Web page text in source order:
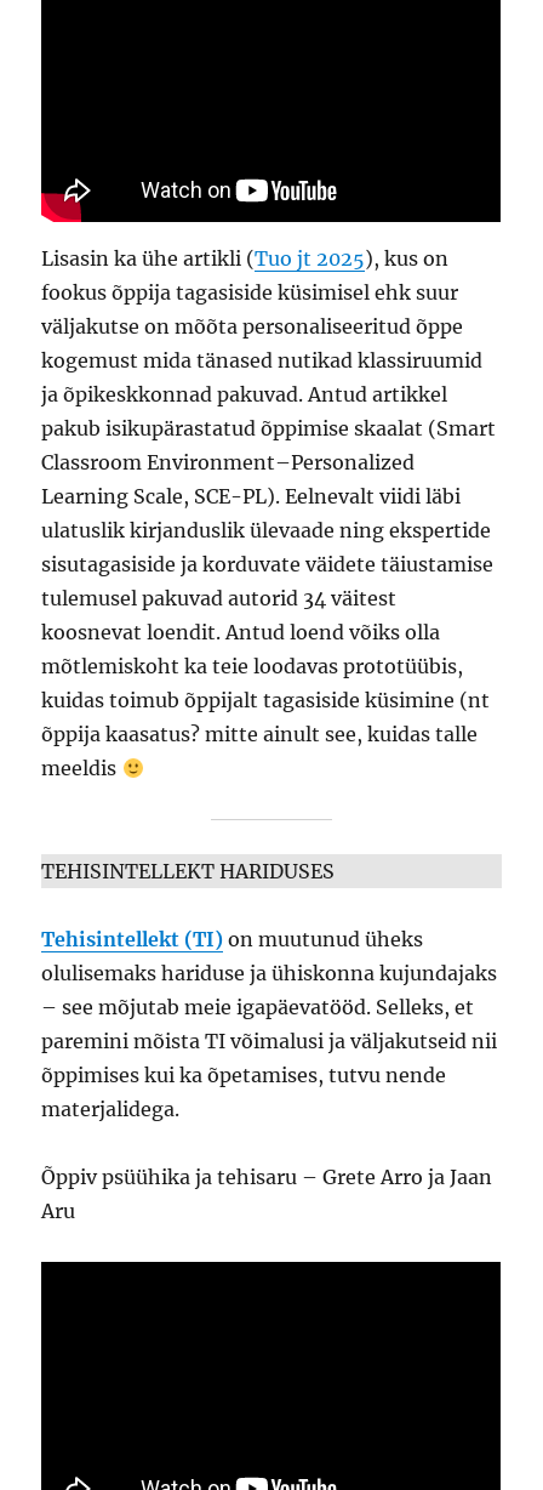
Lisasin ka ühe artikli (Tuo jt 2025), kus on
fookus õppija tagasiside küsimisel ehk suur
väljakutse on mõõta personaliseeritud õppe
kogemust mida tänased nutikad klassiruumid
ja õpikeskkonnad pakuvad. Antud artikkel
pakub isikupärastatud õppimise skaalat (Smart
Classroom Environment–Personalized
Learning Scale, SCE-PL). Eelnevalt viidi läbi
ulatuslik kirjanduslik ülevaade ning ekspertide
sisutagasiside ja korduvate väidete täiustamise
tulemusel pakuvad autorid 34 väitest
koosnevat loendit. Antud loend võiks olla
mõtlemiskoht ka teie loodavas prototüübis,
kuidas toimub õppijalt tagasiside küsimine (nt
õppija kaasatus? mitte ainult see, kuidas talle
meeldis
TEHISINTELLEKT HARIDUSES
Tehisintellekt (TI) on muutunud üheks
olulisemaks hariduse ja ühiskonna kujundajaks
– see mõjutab meie igapäevatööd. Selleks, et
paremini mõista TI võimalusi ja väljakutseid nii
õppimises kui ka õpetamises, tutvu nende
materjalidega.
Õppiv psüühika ja tehisaru – Grete Arro ja Jaan
Aru